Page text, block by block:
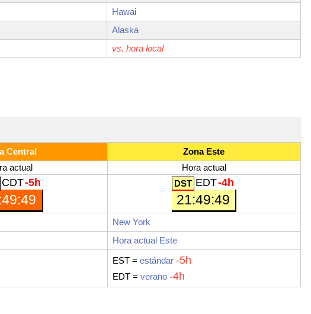
Hawai
Alaska
vs. hora local
Central
Zona Este
actual
Hora actual
CDT-5h EDT-4h
21:49:50
New York
Hora actual Este
EST = estándar -5h
EDT = verano -4h